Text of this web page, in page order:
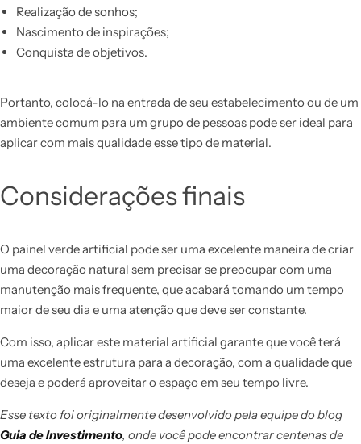
Realização de sonhos;
Nascimento de inspirações;
Conquista de objetivos.
Portanto, colocá-lo na entrada de seu estabelecimento ou de um
ambiente comum para um grupo de pessoas pode ser ideal para
aplicar com mais qualidade esse tipo de material.
Considerações finais
O painel verde artificial pode ser uma excelente maneira de criar
uma decoração natural sem precisar se preocupar com uma
manutenção mais frequente, que acabará tomando um tempo
maior de seu dia e uma atenção que deve ser constante.
Com isso, aplicar este material artificial garante que você terá
uma excelente estrutura para a decoração, com a qualidade que
deseja e poderá aproveitar o espaço em seu tempo livre.
Esse texto foi originalmente desenvolvido pela equipe do blog
Guia de Investimento, onde você pode encontrar centenas de